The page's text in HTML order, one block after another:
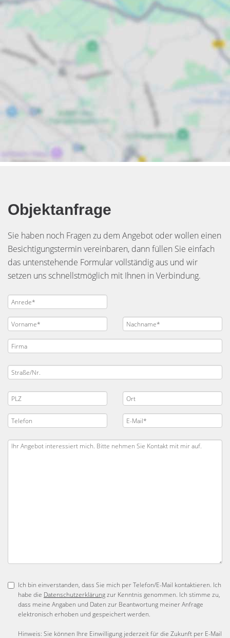
Objektanfrage
Sie haben noch Fragen zu dem Angebot oder wollen einen
Besichtigungstermin vereinbaren, dann füllen Sie einfach
das untenstehende Formular vollständig aus und wir
setzen uns schnellstmöglich mit Ihnen in Verbindung.
Ich bin einverstanden, dass Sie mich per Telefon/E-Mail kontaktieren. Ich
habe die Datenschutzerklärungzur Kenntnis genommen. Ich stimme zu,
dass meine Angaben und Daten zur Beantwortung meiner Anfrage
elektronisch erhoben und gespeichert werden.
Hinweis: Sie können Ihre Einwilligung jederzeit für die Zukunft per E-Mail